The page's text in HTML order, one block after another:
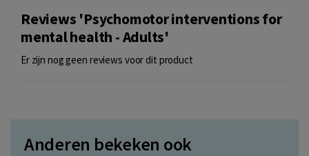
Reviews 'Psychomotor interventions for
mental health - Adults'
Er zijn nog geen reviews voor dit product
Anderen bekeken ook